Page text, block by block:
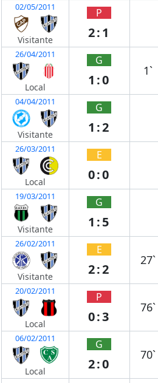
02/05/2011
Visitante
P
2:1
26/04/2011
Local
G
1:0
1`
04/04/2011
Visitante
G
1:2
26/03/2011
Local
E
0:0
19/03/2011
Visitante
G
1:5
26/02/2011
Visitante
E
2:2
27`
20/02/2011
Local
P
0:3
76`
06/02/2011
Local
G
2:0
70`